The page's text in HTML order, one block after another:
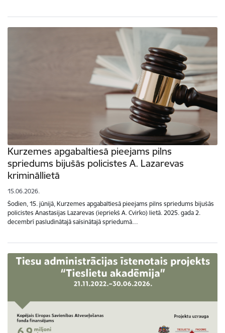
Kurzemes apgabaltiesā pieejams pilns
spriedums bijušās policistes A. Lazarevas
krimināllietā
15.06.2026.
Šodien, 15. jūnijā, Kurzemes apgabaltiesā pieejams pilns spriedums bijušās
policistes Anastasijas Lazarevas (iepriekš A. Cvirko) lietā. 2025. gada 2.
decembrī pasludinātajā saīsinātajā spriedumā…